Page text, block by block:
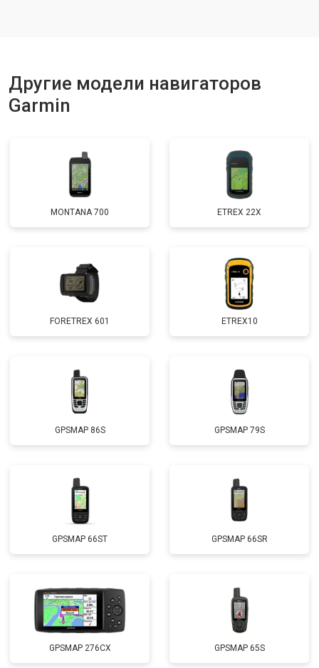
Другие модели навигаторов
Garmin
MONTANA 700 ETREX 22X
FORETREX 601 ETREX10
GPSMAP 86S GPSMAP 79S
GPSMAP 66ST GPSMAP 66SR
GPSMAP 276CX GPSMAP 65S